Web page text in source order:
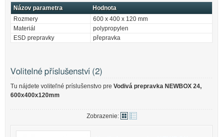
Názov parametra
Hodnota
Rozmery
600 x 400 x 120 mm
Materiál
polypropylen
ESD prepravky
přepravka
Volitelné příslušenství (2)
Tu nájdete voliteľné príslušenstvo pre Vodivá prepravka NEWBOX 24,
600x400x120mm
Zobrazenie: